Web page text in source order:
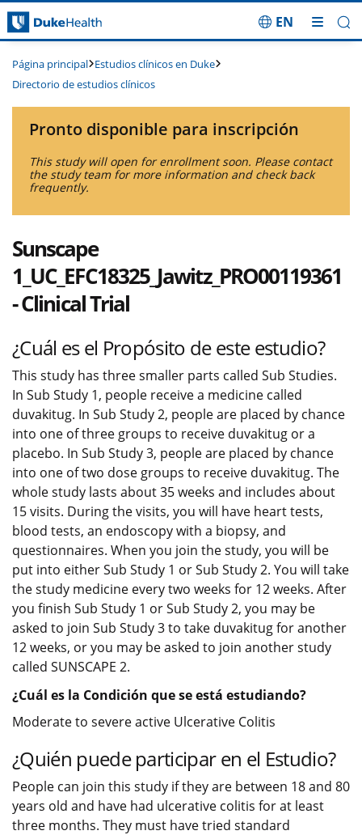
Saltar navegación
EN
Página principal Estudios clínicos en Duke
Directorio de estudios clínicos
Pronto disponible para inscripción
This study will open for enrollment soon. Please contact
the study team for more information and check back
frequently.
Sunscape
1_UC_EFC18325_Jawitz_PRO00119361
- Clinical Trial
¿Cuál es el Propósito de este estudio?
This study has three smaller parts called Sub Studies.
In Sub Study 1, people receive a medicine called
duvakitug. In Sub Study 2, people are placed by chance
into one of three groups to receive duvakitug or a
placebo. In Sub Study 3, people are placed by chance
into one of two dose groups to receive duvakitug. The
whole study lasts about 35 weeks and includes about
15 visits. During the visits, you will have heart tests,
blood tests, an endoscopy with a biopsy, and
questionnaires. When you join the study, you will be
put into either Sub Study 1 or Sub Study 2. You will take
the study medicine every two weeks for 12 weeks. After
you finish Sub Study 1 or Sub Study 2, you may be
asked to join Sub Study 3 to take duvakitug for another
12 weeks, or you may be asked to join another study
called SUNSCAPE 2.
¿Cuál es la Condición que se está estudiando?
Moderate to severe active Ulcerative Colitis
¿Quién puede participar en el Estudio?
People can join this study if they are between 18 and 80
years old and have had ulcerative colitis for at least
three months. They must have tried standard